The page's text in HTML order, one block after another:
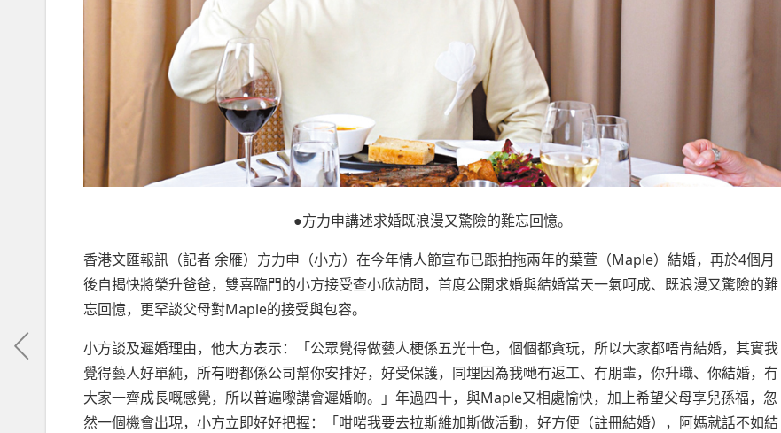
●方力申講述求婚既浪漫又驚險的難忘回憶。
香港文匯報訊（記者 余雁）方力申（小方）在今年情人節宣布已跟拍拖兩年的葉萱（Maple）結婚，再於4個月
後自揭快將榮升爸爸，雙喜臨門的小方接受查小欣訪問，首度公開求婚與結婚當天一氣呵成、既浪漫又驚險的難
忘回憶，更罕談父母對Maple的接受與包容。
小方談及遲婚理由，他大方表示：「公眾覺得做藝人梗係五光十色，個個都貪玩，所以大家都唔肯結婚，其實我
覺得藝人好單純，所有嘢都係公司幫你安排好，好受保護，同埋因為我哋冇返工、冇朋輩，你升職、你結婚，冇
大家一齊成長嘅感覺，所以普遍嚟講會遲婚啲。」年過四十，與Maple又相處愉快，加上希望父母享兒孫福，忽
然一個機會出現，小方立即好好把握：「咁啱我要去拉斯維加斯做活動，好方便（註冊結婚），阿媽就話不如結